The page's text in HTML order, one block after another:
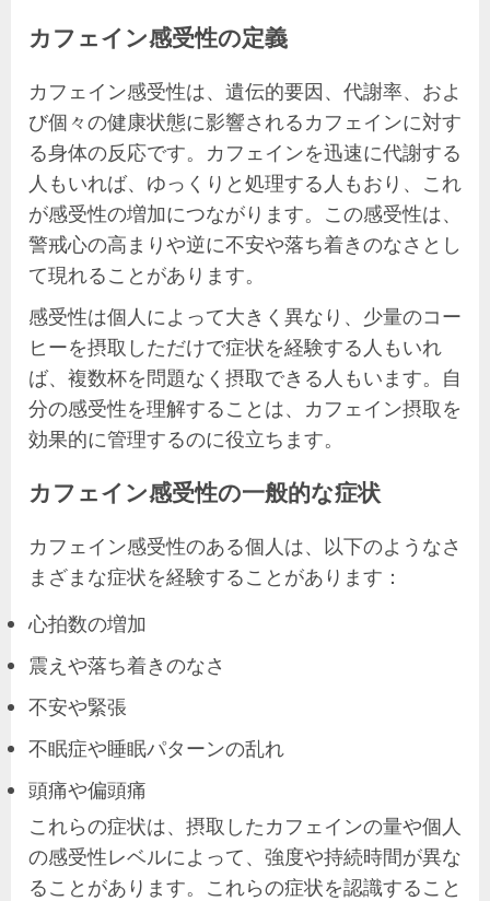
カフェイン感受性の定義
カフェイン感受性は、遺伝的要因、代謝率、およ
び個々の健康状態に影響されるカフェインに対す
る身体の反応です。カフェインを迅速に代謝する
人もいれば、ゆっくりと処理する人もおり、これ
が感受性の増加につながります。この感受性は、
警戒心の高まりや逆に不安や落ち着きのなさとし
て現れることがあります。
感受性は個人によって大きく異なり、少量のコー
ヒーを摂取しただけで症状を経験する人もいれ
ば、複数杯を問題なく摂取できる人もいます。自
分の感受性を理解することは、カフェイン摂取を
効果的に管理するのに役立ちます。
カフェイン感受性の一般的な症状
カフェイン感受性のある個人は、以下のようなさ
まざまな症状を経験することがあります：
心拍数の増加
震えや落ち着きのなさ
不安や緊張
不眠症や睡眠パターンの乱れ
頭痛や偏頭痛
これらの症状は、摂取したカフェインの量や個人
の感受性レベルによって、強度や持続時間が異な
ることがあります。これらの症状を認識すること